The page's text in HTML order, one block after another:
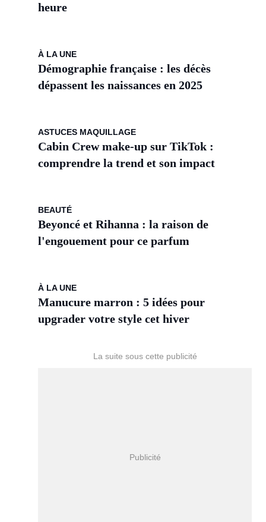
heure
À LA UNE
Démographie française : les décès
dépassent les naissances en 2025
ASTUCES MAQUILLAGE
Cabin Crew make-up sur TikTok :
comprendre la trend et son impact
BEAUTÉ
Beyoncé et Rihanna : la raison de
l'engouement pour ce parfum
À LA UNE
Manucure marron : 5 idées pour
upgrader votre style cet hiver